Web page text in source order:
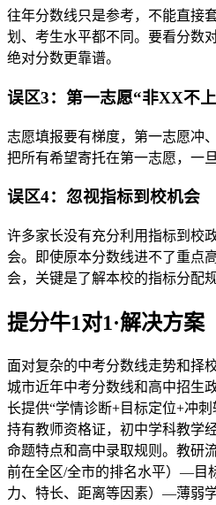
往年分数线只是参考，不能直接
划、考生水平都不同。要看分数
绝对分数更靠谱。
误区3：第一志愿“非XX不
志愿填报要有梯度，第一志愿冲
把所有希望寄托在第一志愿，一
误区4：忽视指标到校机会
许多家长没有充分利用指标到校
会。即使原本分数线进不了重点
会，关键是了解本校的指标分配规
提分牛1对1·解决方案
面对复杂的中考分数线走势和择
城市近年中考分数线和高中招生
长提供“学情诊断+目标定位+冲
持有教师资格证，初中学科教学
命题特点和高中录取规则。教研
前在全区/全市的排名水平）—目
力、特长、距离等因素）—薄弱